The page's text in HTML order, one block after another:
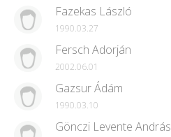
Fazekas László
1990.03.27
Fersch Adorján
2002.06.01
Gazsur Ádám
1990.03.10
Gönczi Levente András